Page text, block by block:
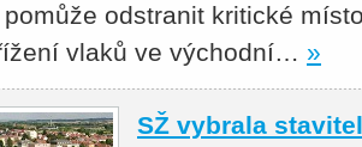
odstranit kritické
vlaků ve východní… »
SŽ vybrala